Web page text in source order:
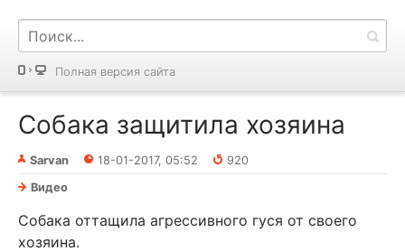
Полная версия сайта
Собака защитила хозяина
Sarvan 18-01-2017, 05:52
920
Видео
Собака оттащила агрессивного гуся от своего
хозяина.